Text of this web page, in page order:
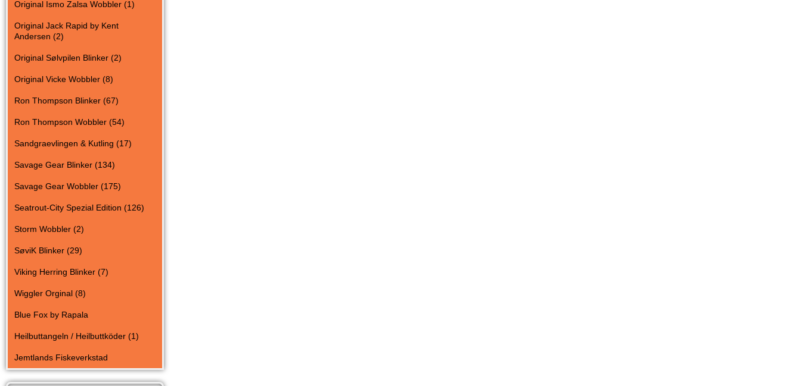
Original Ismo Zalsa Wobbler (1)
Original Jack Rapid by Kent
Andersen (2)
Original Sølvpilen Blinker (2)
Original Vicke Wobbler (8)
Ron Thompson Blinker (67)
Ron Thompson Wobbler (54)
Sandgraevlingen & Kutling (17)
Savage Gear Blinker (134)
Savage Gear Wobbler (175)
Seatrout-City Spezial Edition (126)
Storm Wobbler (2)
SøviK Blinker (29)
Viking Herring Blinker (7)
Wiggler Orginal (8)
Blue Fox by Rapala
Heilbuttangeln / Heilbuttköder (1)
Jemtlands Fiskeverkstad